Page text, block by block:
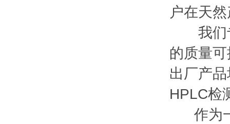
户在天
我们专
的质量
出厂产
HPLC检
作为一